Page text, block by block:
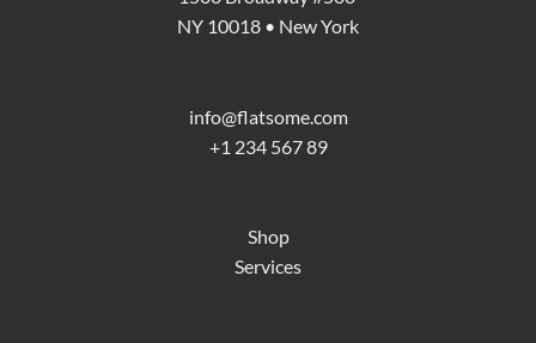
NY 10018 • New York
info@flatsome.com
+1 234 567 89
Shop
Services